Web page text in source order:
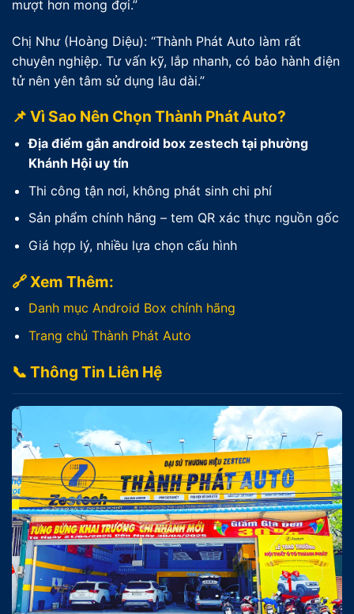
mượt hơn mong đợi.”
Chị Như (Hoàng Diệu): “Thành Phát Auto làm rất
chuyên nghiệp. Tư vấn kỹ, lắp nhanh, có bảo hành điện
tử nên yên tâm sử dụng lâu dài.”
📌 Vì Sao Nên Chọn Thành Phát Auto?
Địa điểm gắn android box zestech tại phường
Khánh Hội uy tín
Thi công tận nơi, không phát sinh chi phí
Sản phẩm chính hãng – tem QR xác thực nguồn gốc
Giá hợp lý, nhiều lựa chọn cấu hình
🔗 Xem Thêm:
Danh mục Android Box chính hãng
Trang chủ Thành Phát Auto
📞 Thông Tin Liên Hệ